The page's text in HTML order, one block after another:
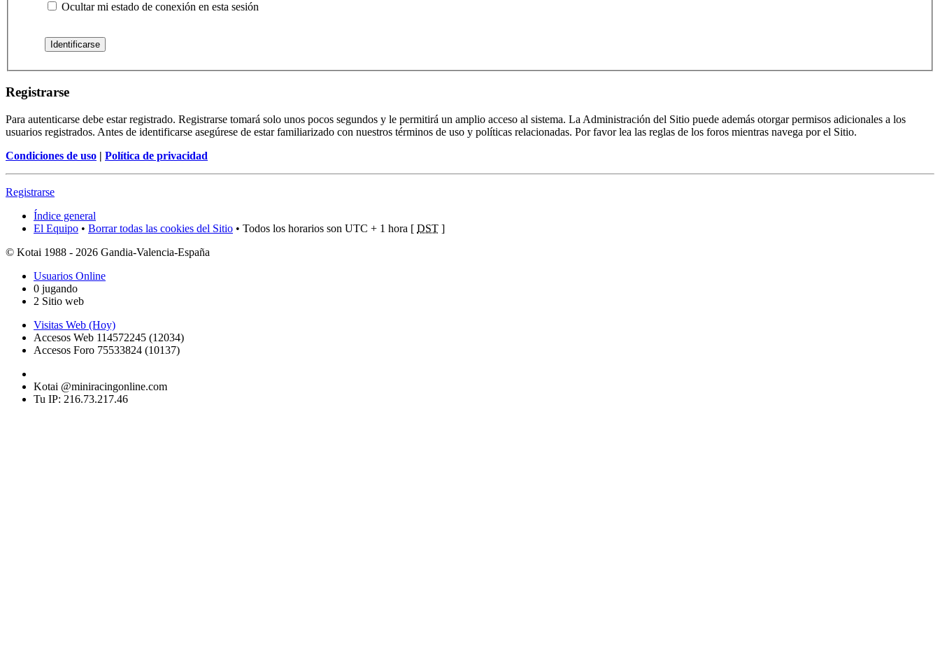
Ocultar mi estado de conexión en esta sesión
Registrarse
Para autenticarse debe estar registrado. Registrarse tomará solo unos pocos segundos y le permitirá un amplio acceso al sistema. La Administración del Sitio puede además otorgar permisos adicionales a los
usuarios registrados. Antes de identificarse asegúrese de estar familiarizado con nuestros términos de uso y políticas relacionadas. Por favor lea las reglas de los foros mientras navega por el Sitio.
Condiciones de uso | Política de privacidad
Registrarse
Índice general
El Equipo • Borrar todas las cookies del Sitio • Todos los horarios son UTC + 1 hora [ DST ]
© Kotai 1988 - 2026 Gandia-Valencia-España
Usuarios Online
0 jugando
2 Sitio web
Visitas Web (Hoy)
Accesos Web 114572245 (12034)
Accesos Foro 75533824 (10137)
Kotai @miniracingonline.com
Tu IP: 216.73.217.46